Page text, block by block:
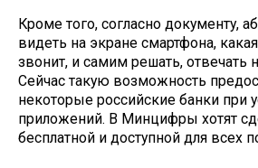
Кроме того, согласно документу,
видеть на экране смартфона,
звонит, и самим решать, отвечать
Сейчас такую возможность
некоторые российские банки при
приложений. В Минцифры хотят
бесплатной и доступной для всех